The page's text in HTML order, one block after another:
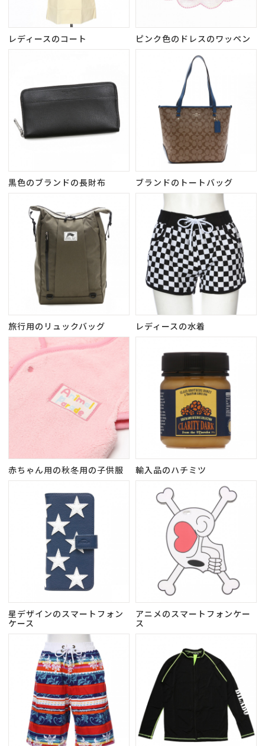
レディースのコート ピンク色のドレスのワッペン
黒色のブランドの長財布 ブランドのトートバッグ
旅行用のリュックバッグ レディースの水着
赤ちゃん用の秋冬用の子供服 輸入品のハチミツ
星デザインのスマートフォン
ケース
アニメのスマートフォンケー
ス